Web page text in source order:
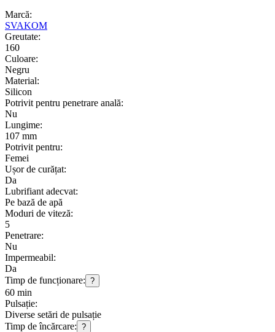
Marcă:
SVAKOM
Greutate:
160
Culoare:
Negru
Material:
Silicon
Potrivit pentru penetrare anală:
Nu
Lungime:
107 mm
Potrivit pentru:
Femei
Ușor de curățat:
Da
Lubrifiant adecvat:
Pe bază de apă
Moduri de viteză:
5
Penetrare:
Nu
Impermeabil:
Da
Timp de funcționare: ?
60 min
Pulsație:
Diverse setări de pulsație
Timp de încărcare: ?